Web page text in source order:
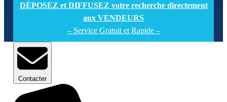
DÉPOSEZ et DIFFUSEZ votre recherche directement
aux VENDEURS
– Service Gratuit et Rapide –
Contacter